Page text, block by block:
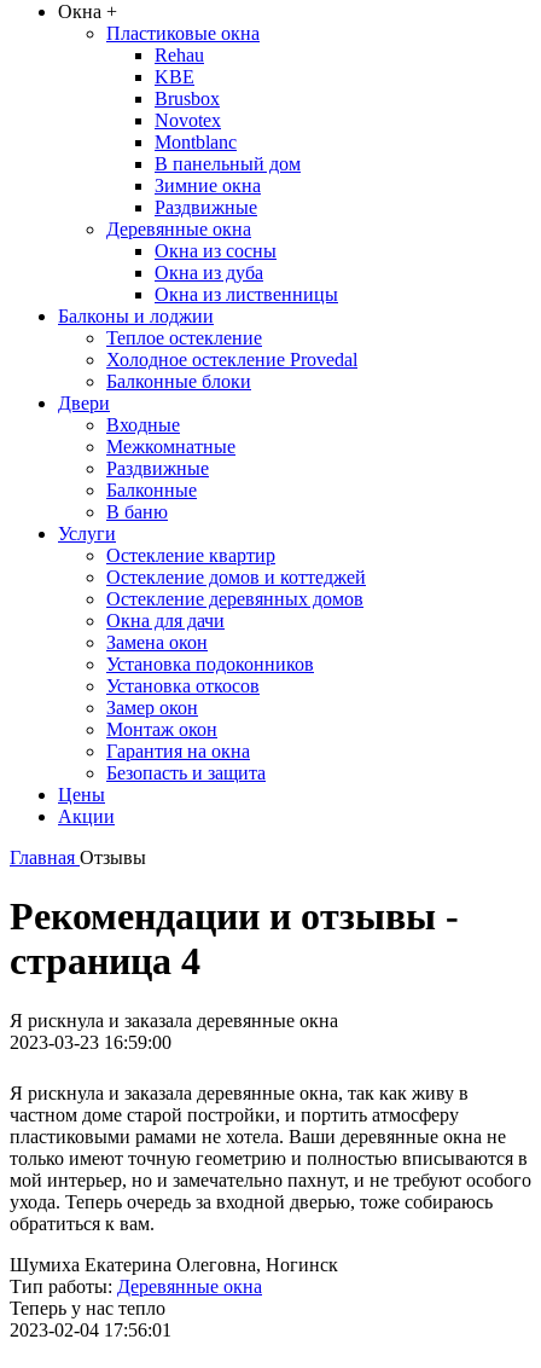
Окна +
Пластиковые окна
Rehau
KBE
Brusbox
Novotex
Montblanc
В панельный дом
Зимние окна
Раздвижные
Деревянные окна
Окна из сосны
Окна из дуба
Окна из лиственницы
Балконы и лоджии
Теплое остекление
Холодное остекление Provedal
Балконные блоки
Двери
Входные
Межкомнатные
Раздвижные
Балконные
В баню
Услуги
Остекление квартир
Остекление домов и коттеджей
Остекление деревянных домов
Окна для дачи
Замена окон
Установка подоконников
Установка откосов
Замер окон
Монтаж окон
Гарантия на окна
Безопасть и защита
Цены
Акции
Главная Отзывы
Рекомендации и отзывы -
страница 4
Я рискнула и заказала деревянные окна
2023-03-23 16:59:00
Я рискнула и заказала деревянные окна, так как живу в
частном доме старой постройки, и портить атмосферу
пластиковыми рамами не хотела. Ваши деревянные окна не
только имеют точную геометрию и полностью вписываются в
мой интерьер, но и замечательно пахнут, и не требуют особого
ухода. Теперь очередь за входной дверью, тоже собираюсь
обратиться к вам.
Шумиха Екатерина Олеговна, Ногинск
Тип работы: Деревянные окна
Теперь у нас тепло
2023-02-04 17:56:01